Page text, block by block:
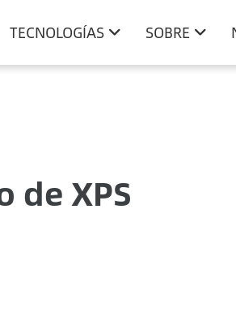
TECNOLOGÍAS SOBRE
de XPS